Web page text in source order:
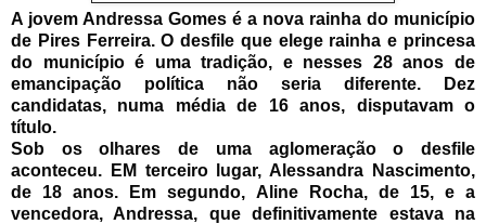
A jovem Andressa Gomes é a nova rainha do município
de Pires Ferreira. O desfile que elege rainha e princesa
do município é uma tradição, e nesses 28 anos de
emancipação política não seria diferente. Dez
candidatas, numa média de 16 anos, disputavam o
título.
Sob os olhares de uma aglomeração o desfile
aconteceu. EM terceiro lugar, Alessandra Nascimento,
de 18 anos. Em segundo, Aline Rocha, de 15, e a
vencedora, Andressa, que definitivamente estava na